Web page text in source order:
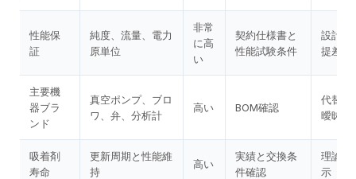
性能保
証
純度、流量、電力
原単位
非常
に高
い
契約仕様書と
性能試験条件
設計条
提差
主要機
器ブラ
ンド
真空ポンプ、ブロ
ワ、弁、分析計
高い BOM確認
代替品
曖昧
吸着剤
寿命
更新周期と性能維
持
高い
実績と交換条
件確認
理論値
示